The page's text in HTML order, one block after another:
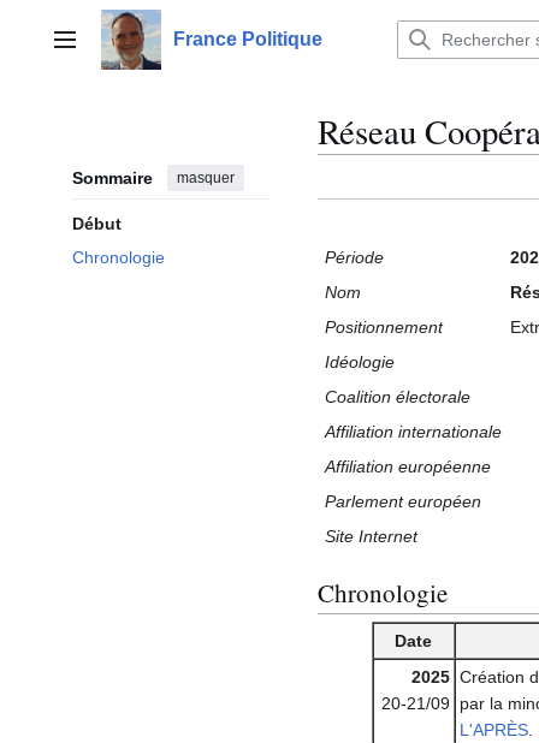
contenuMenu principalFrance Politique
Sommaire masquer
Début
Chronologie
Réseau
Période
Nom
Positionnement
Idéologie
Coalition électorale
Affiliation internationale
Affiliation européenne
Parlement européen
Site Internet
Chronologie
Date
2025
20-21/09
Création
par la
L'APRÈS.